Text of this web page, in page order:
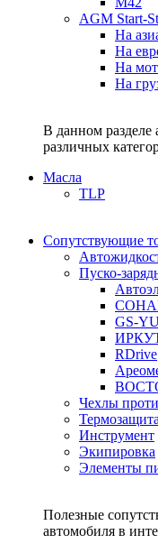
AGM Start-
На
На
На
На
В данном разделе
различных
Масла
TLP
Сопутствующие
Пуско-
GS-
RDrive
Чехлы
Инструмент
Экипировка
Элементы
Полезные
автомобиля в